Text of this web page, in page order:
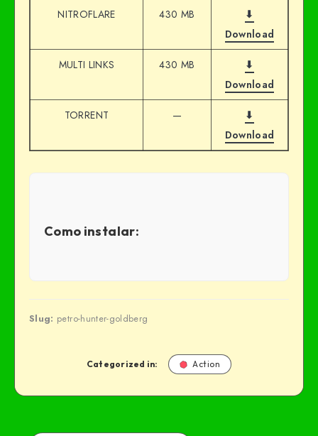
NITROFLARE 430 MB
⬇
Download
MULTI LINKS 430 MB
⬇
Download
TORRENT —
⬇
Download
Como instalar:
Slug: petro-hunter-goldberg
Categorized in: Action